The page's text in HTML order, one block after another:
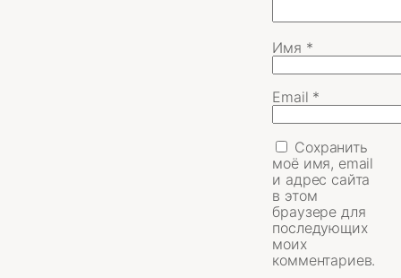
Имя *
Email *
Сохранить
моё имя, email
и адрес сайта
в этом
браузере для
последующих
моих
комментариев.